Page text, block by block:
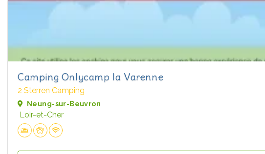
Camping Onlycamp la Varenne
2 Sterren Camping
Neung-sur-Beuvron
Loir-et-Cher